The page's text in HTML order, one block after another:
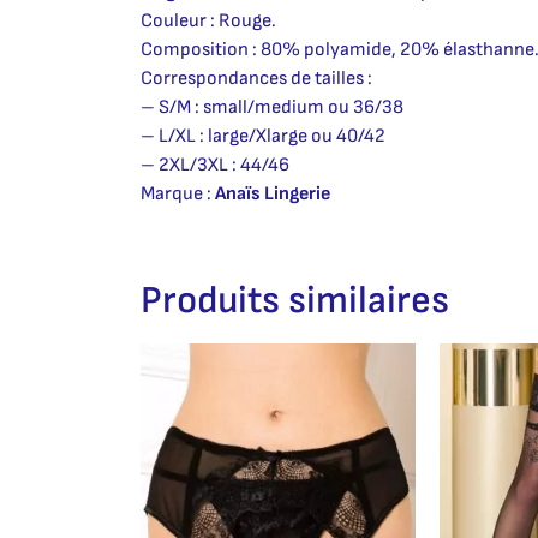
Couleur : Rouge.
Composition : 80% polyamide, 20% élasthanne.
Correspondances de tailles :
– S/M : small/medium ou 36/38
– L/XL : large/Xlarge ou 40/42
– 2XL/3XL : 44/46
Marque : Anaïs Lingerie
Produits similaires